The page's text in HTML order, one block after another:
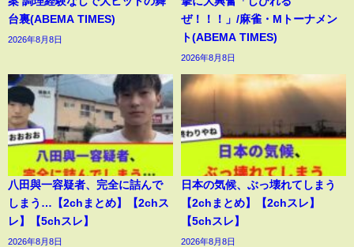
台裏(ABEMA TIMES)
2026年8月8日
ぜ！！！」/麻雀・Mトーナメン
ト(ABEMA TIMES)
2026年8月8日
八田與一容疑者、完全に詰んで
しまう…【2chまとめ】【2chス
レ】【5chスレ】
2026年8月8日
日本の気候、ぶっ壊れてしまう
【2chまとめ】【2chスレ】
【5chスレ】
2026年8月8日